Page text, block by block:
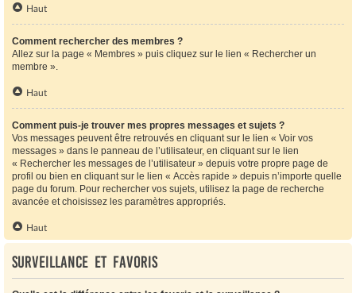
Haut
Comment rechercher des membres ?
Allez sur la page « Membres » puis cliquez sur le lien « Rechercher un
membre ».
Haut
Comment puis-je trouver mes propres messages et sujets ?
Vos messages peuvent être retrouvés en cliquant sur le lien « Voir vos
messages » dans le panneau de l’utilisateur, en cliquant sur le lien
« Rechercher les messages de l’utilisateur » depuis votre propre page de
profil ou bien en cliquant sur le lien « Accès rapide » depuis n’importe quelle
page du forum. Pour rechercher vos sujets, utilisez la page de recherche
avancée et choisissez les paramètres appropriés.
Haut
Surveillance et favoris